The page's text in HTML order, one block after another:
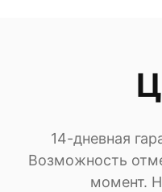
14-дневная
Возможность
момент.